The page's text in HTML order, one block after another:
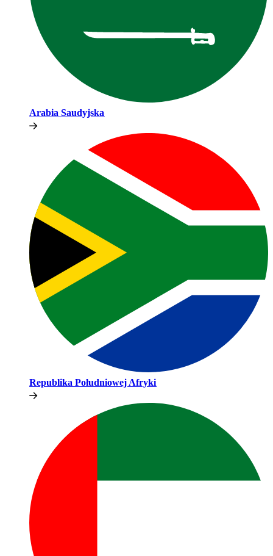
Arabia Saudyjska​​
Republika Południowej Afryki​​